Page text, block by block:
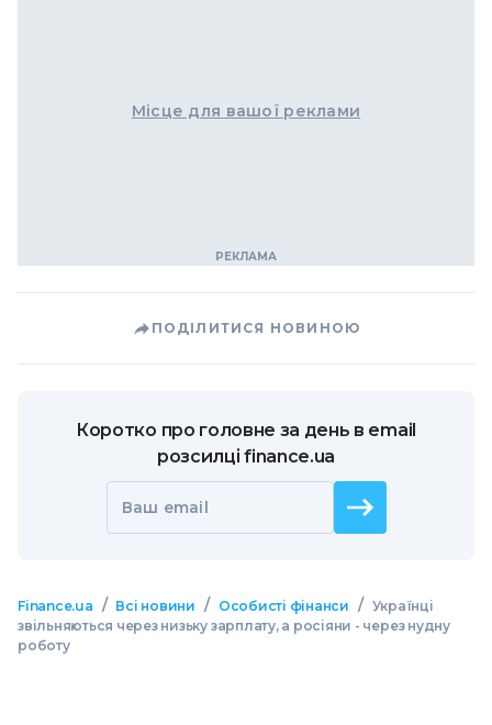
Місце для вашої реклами
ПОДІЛИТИСЯ НОВИНОЮ
Коротко про головне за день в email
розсилці finance.ua
Ваш email
Finance.ua / Всі новини / Особисті фінанси / Українці
звільняються через низьку зарплату, а росіяни - через нудну
роботу